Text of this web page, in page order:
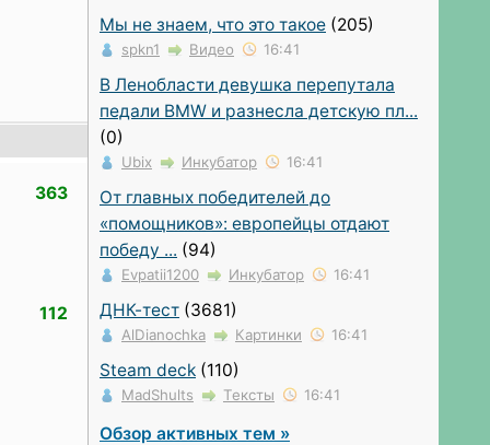
363
112
Мы не знаем, что это такое (205)
spkn1 Видео 16:41
В Ленобласти девушка перепутала
педали BMW и разнесла детскую пл...
(0)
Ubix Инкубатор 16:41
От главных победителей до
«помощников»: европейцы отдают
победу ... (94)
Evpatii1200 Инкубатор 16:41
ДНК-тест (3681)
AlDianochka Картинки 16:41
Steam deck (110)
MadShults Тексты 16:41
Обзор активных тем »